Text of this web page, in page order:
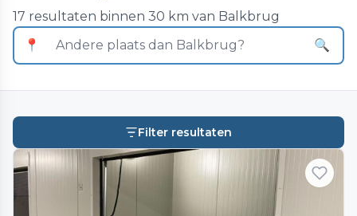
17 resultaten binnen 30 km van Balkbrug
📍
🔍
Filter resultaten